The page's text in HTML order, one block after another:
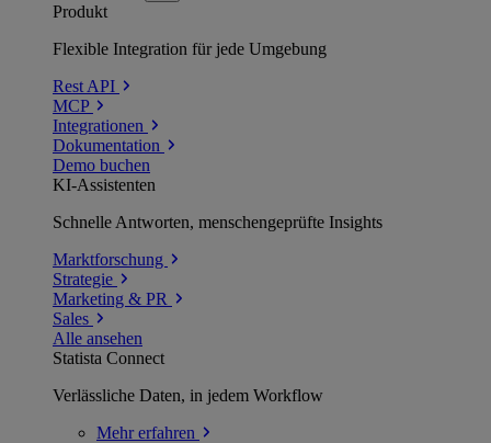
Produkt
Flexible Integration für jede Umgebung
Rest API
MCP
Integrationen
Dokumentation
Demo buchen
KI-Assistenten
Schnelle Antworten, menschengeprüfte Insights
Marktforschung
Strategie
Marketing & PR
Sales
Alle ansehen
Statista Connect
Verlässliche Daten, in jedem Workflow
Mehrerfahren